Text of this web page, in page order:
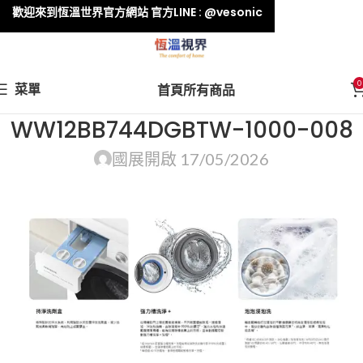
菜單 首頁所有商品 0
WW12BB744DGBTW-1000-008
國展開啟 17/05/2026
歡迎來到恆溫世界官方網站 官方LINE : @vesonic